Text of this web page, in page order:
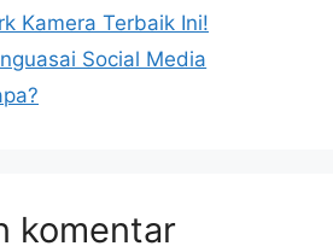
Kamera Terbaik Ini!
Social Media
komentar